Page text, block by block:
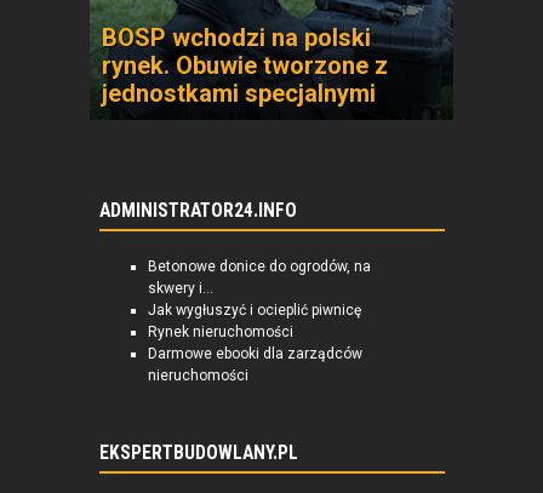
BOSP wchodzi na polski
rynek. Obuwie tworzone z
jednostkami specjalnymi
ADMINISTRATOR24.INFO
Betonowe donice do ogrodów, na
skwery i...
Jak wygłuszyć i ocieplić piwnicę
Rynek nieruchomości
Darmowe ebooki dla zarządców
nieruchomości
EKSPERTBUDOWLANY.PL